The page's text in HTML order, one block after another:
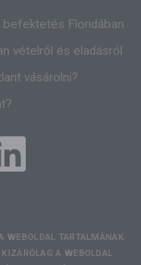
Floridában
vételről és eladásról
vásárolni?
WEBOLDAL TARTALMÁNAK
A WEBOLDAL